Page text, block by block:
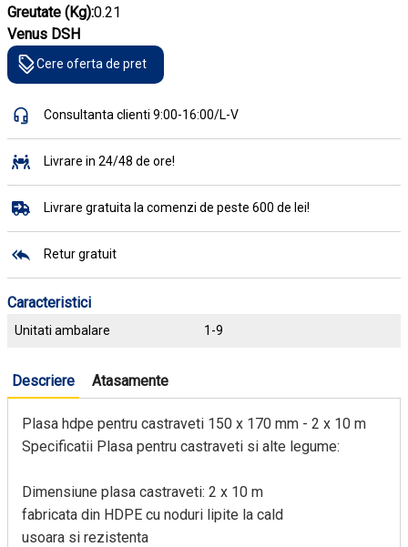
Greutate (Kg):0.21
Venus DSH
Cere oferta de pret
Consultanta clienti 9:00-16:00/L-V
Livrare in 24/48 de ore!
Livrare gratuita la comenzi de peste 600 de lei!
Retur gratuit
Caracteristici
Unitati ambalare 1-9
Descriere Atasamente
Plasa hdpe pentru castraveti 150 x 170 mm - 2 x 10 m
Specificatii Plasa pentru castraveti si alte legume:
Dimensiune plasa castraveti: 2 x 10 m
fabricata din HDPE cu noduri lipite la cald
usoara si rezistenta